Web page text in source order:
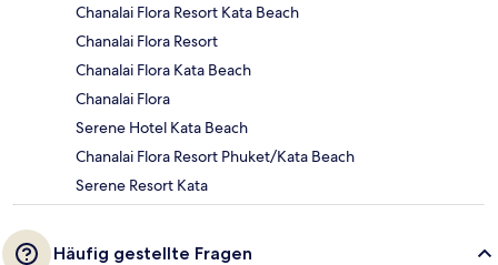
Chanalai Flora Resort Kata Beach
Chanalai Flora Resort
Chanalai Flora Kata Beach
Chanalai Flora
Serene Hotel Kata Beach
Chanalai Flora Resort Phuket/Kata Beach
Serene Resort Kata
Häufig gestellte Fragen